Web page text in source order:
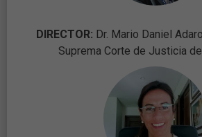
DIRECTOR: Dr. Mario Daniel
Suprema Corte de Justicia